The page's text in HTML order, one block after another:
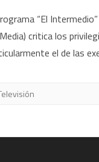
“El
critica los
el de las